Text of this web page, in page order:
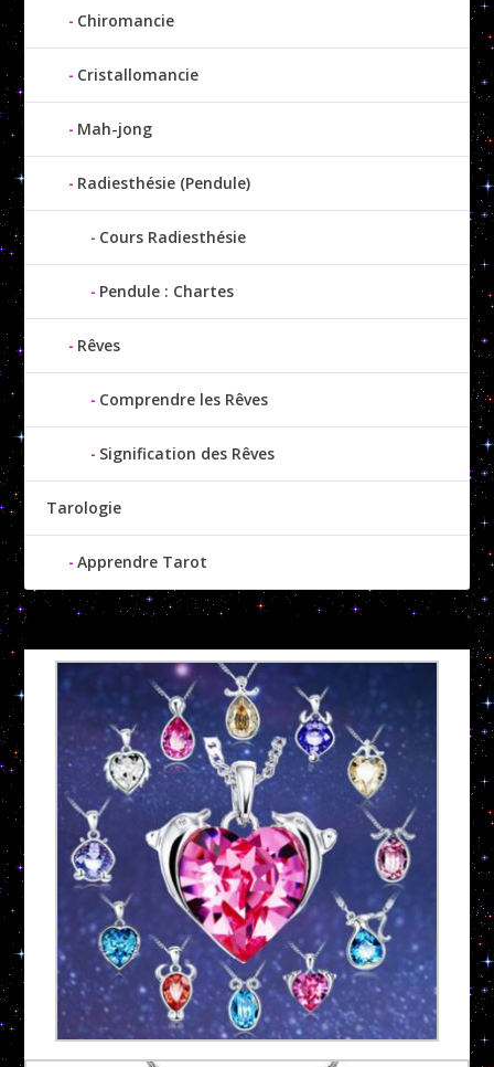
Chiromancie
Cristallomancie
Mah-jong
Radiesthésie (Pendule)
Cours Radiesthésie
Pendule : Chartes
Rêves
Comprendre les Rêves
Signification des Rêves
Tarologie
Apprendre Tarot